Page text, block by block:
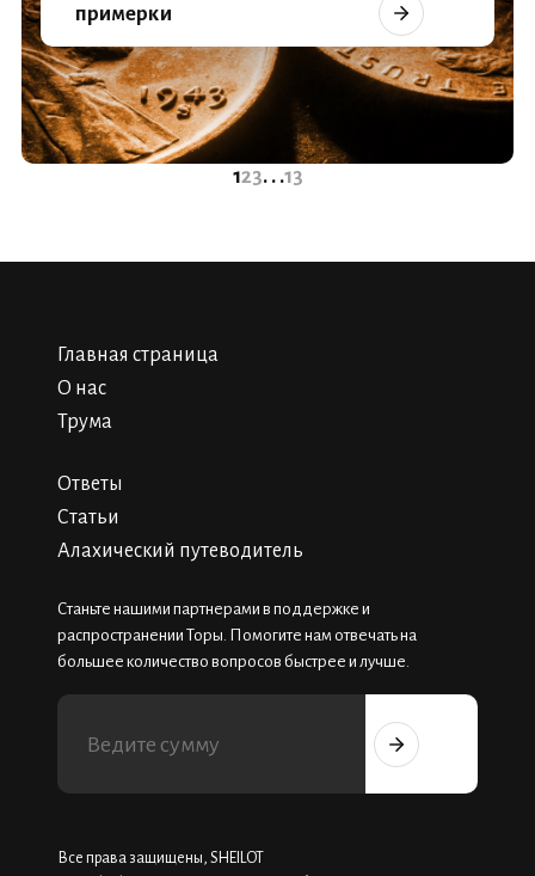
примерки
123. . .13
Главная страница
О нас
Трума
Ответы
Статьи
Алахический путеводитель
Станьте нашими партнерами в поддержке и
распространении Торы. Помогите нам отвечать на
большее количество вопросов быстрее и лучше.
Все права защищены, SHEILOT